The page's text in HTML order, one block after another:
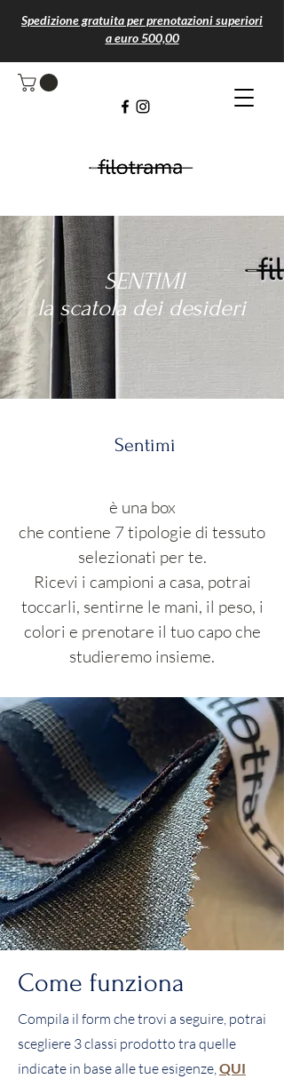
Spedizione gratuita per prenotazioni superiori
a euro 500,00
SENTIMI
la scatola dei desideri
Sentimi
è una box
che contiene 7 tipologie di tessuto
selezionati per te.
Ricevi i campioni a casa, potrai
toccarli, sentirne le mani, il peso, i
colori e prenotare il tuo capo che
studieremo insieme.
Come funziona
Compila il form che trovi a seguire, potrai
scegliere 3 classi prodotto tra quelle
indicate in base alle tue esigenze,QUI